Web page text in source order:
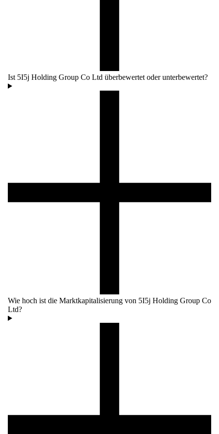
Ist 5I5j Holding Group Co Ltd überbewertet oder unterbewertet?
Wie hoch ist die Marktkapitalisierung von 5I5j Holding Group Co
Ltd?